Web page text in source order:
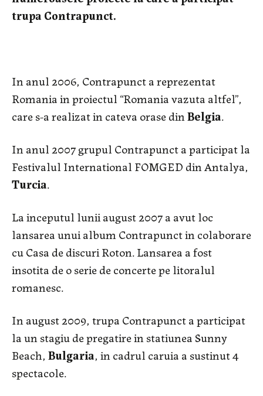
trupa Contrapunct.
In anul 2006, Contrapunct a reprezentat
Romania in proiectul “Romania vazuta altfel”,
care s-a realizat in cateva orase dinBelgia.
In anul 2007 grupul Contrapunct a participat la
Festivalul International FOMGED din Antalya,
Turcia.
La inceputul lunii august 2007 a avut loc
lansarea unui album Contrapunct in colaborare
cu Casa de discuri Roton. Lansarea a fost
insotita de o serie de concerte pe litoralul
romanesc.
In august 2009, trupa Contrapunct a participat
la un stagiu de pregatire in statiunea Sunny
Beach, Bulgaria, in cadrul caruia a sustinut 4
spectacole.